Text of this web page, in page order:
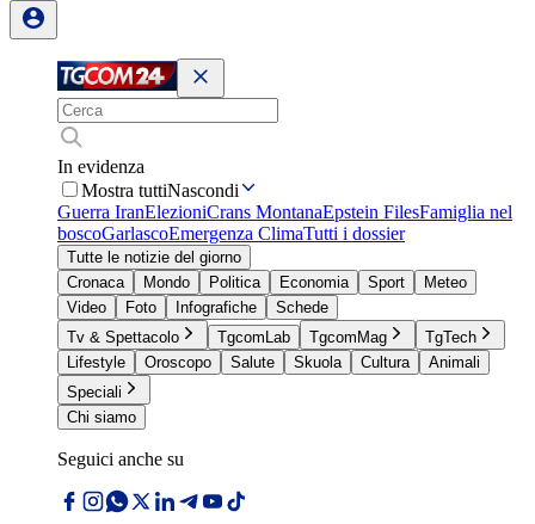
In evidenza
Mostra tuttiNascondi
Guerra IranElezioniCrans MontanaEpstein FilesFamiglia nel
boscoGarlascoEmergenza ClimaTutti i dossier
Tutte le notizie del giorno
Cronaca
Mondo Politica Economia Sport
Meteo
Video
Foto Infografiche
Schede
Tv & Spettacolo
TgcomLab TgcomMag
TgTech
Lifestyle
Oroscopo Salute Skuola Cultura
Animali
Speciali
Chi siamo
Seguici anche su